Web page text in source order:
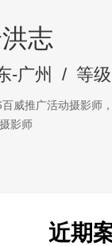
志
-广州 / 等
百威推广活动摄影师
影师
近期